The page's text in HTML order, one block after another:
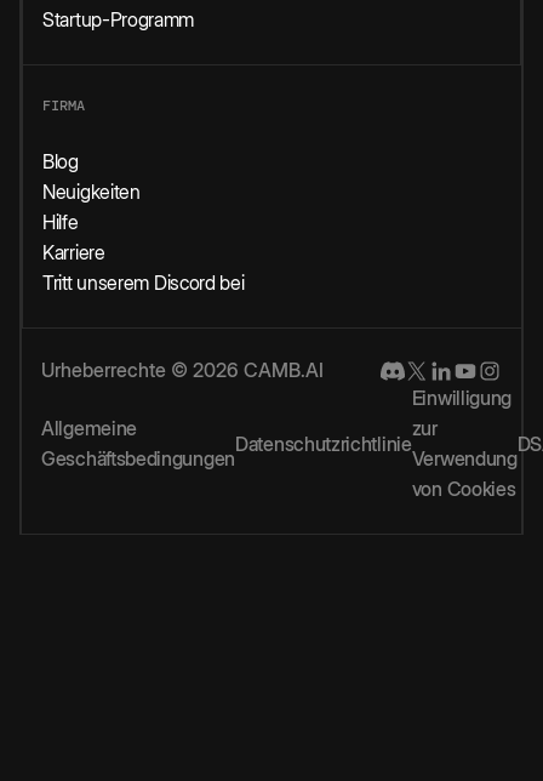
Startup-Programm
FIRMA
Blog
Neuigkeiten
Hilfe
Karriere
Tritt unserem Discord bei
Urheberrechte © 2026 CAMB.AI
Allgemeine
Geschäftsbedingungen
Datenschutzrichtlinie
Einwilligung
zur
Verwendung
von Cookies